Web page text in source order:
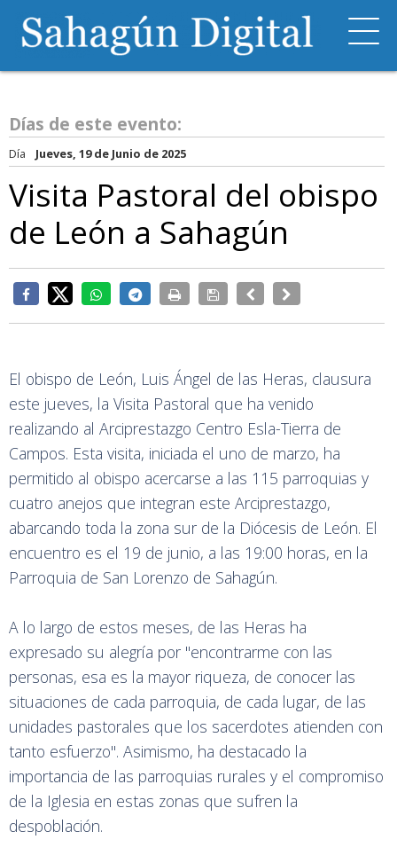
Días de este evento:
Día Jueves, 19 de Junio de 2025
Visita Pastoral del obispo
de León a Sahagún
El obispo de León, Luis Ángel de las Heras, clausura
este jueves, la Visita Pastoral que ha venido
realizando al Arciprestazgo Centro Esla-Tierra de
Campos. Esta visita, iniciada el uno de marzo, ha
permitido al obispo acercarse a las 115 parroquias y
cuatro anejos que integran este Arciprestazgo,
abarcando toda la zona sur de la Diócesis de León. El
encuentro es el 19 de junio, a las 19:00 horas, en la
Parroquia de San Lorenzo de Sahagún.
A lo largo de estos meses, de las Heras ha
expresado su alegría por "encontrarme con las
personas, esa es la mayor riqueza, de conocer las
situaciones de cada parroquia, de cada lugar, de las
unidades pastorales que los sacerdotes atienden con
tanto esfuerzo". Asimismo, ha destacado la
importancia de las parroquias rurales y el compromiso
de la Iglesia en estas zonas que sufren la
despoblación.